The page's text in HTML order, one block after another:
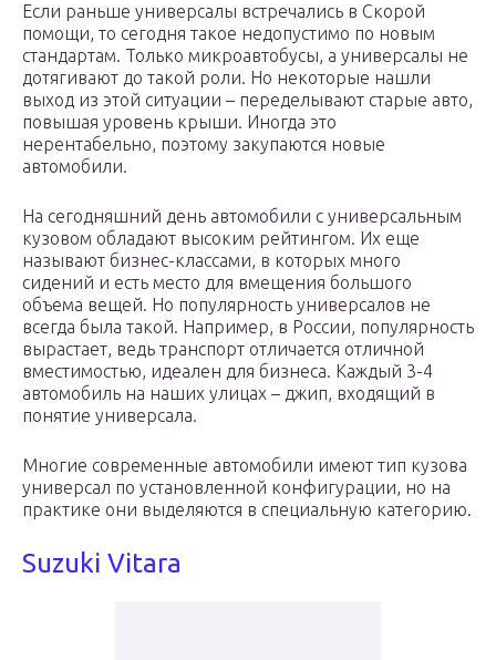
Если раньше универсалы встречались в Скорой
помощи, то сегодня такое недопустимо по новым
стандартам. Только микроавтобусы, а универсалы не
дотягивают до такой роли. Но некоторые нашли
выход из этой ситуации – переделывают старые авто,
повышая уровень крыши. Иногда это
нерентабельно, поэтому закупаются новые
автомобили.
На сегодняшний день автомобили с универсальным
кузовом обладают высоким рейтингом. Их еще
называют бизнес-классами, в которых много
сидений и есть место для вмещения большого
объема вещей. Но популярность универсалов не
всегда была такой. Например, в России, популярность
вырастает, ведь транспорт отличается отличной
вместимостью, идеален для бизнеса. Каждый 3-4
автомобиль на наших улицах – джип, входящий в
понятие универсала.
Многие современные автомобили имеют тип кузова
универсал по установленной конфигурации, но на
практике они выделяются в специальную категорию.
Suzuki Vitara